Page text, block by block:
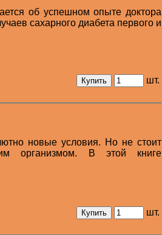
об успешном опыте доктора
сахарного диабета первого и
шт.
новые условия. Но не стоит
организмом. В этой книге
шт.